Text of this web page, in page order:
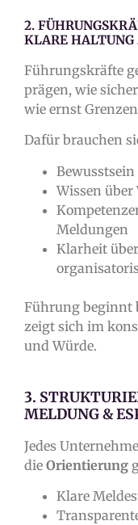
2.
KLARE HALTUNG
Führungskräfte
prägen, wie
wie ernst
Dafür brauchen
Wissen
Meldungen
Klarheit
Führung beginnt
zeigt sich im
und Würde.
3.
MELDUNG &
Jedes
die Orientierung
Klare